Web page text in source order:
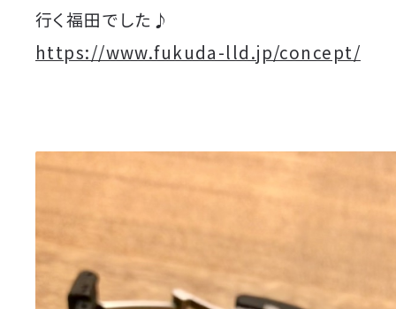
行く福田でした♪
https://www.fukuda-lld.jp/concept/